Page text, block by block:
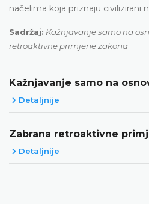
načelima koja priznaju civilizirani
Sadržaj: Kažnjavanje samo na
retroaktivne primjene zakona
Kažnjavanje samo na
Detaljnije
Zabrana retroaktivne
Detaljnije